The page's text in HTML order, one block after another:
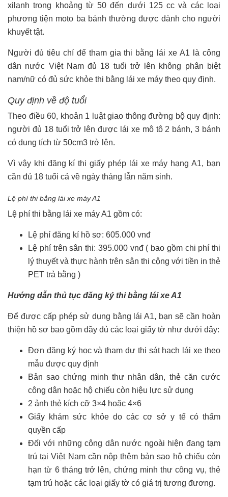
xilanh trong khoảng từ 50 đến dưới 125 cc và các loại
phương tiện moto ba bánh thường được dành cho người
khuyết tật.
Người đủ tiêu chí để tham gia thi bằng lái xe A1 là công
dân nước Việt Nam đủ 18 tuổi trở lên không phân biệt
nam/nữ có đủ sức khỏe thi bằng lái xe máy theo quy định.
Quy định về độ tuổi
Theo điều 60, khoản 1 luật giao thông đường bộ quy định:
người đủ 18 tuổi trở lên được lái xe mô tô 2 bánh, 3 bánh
có dung tích từ 50cm3 trở lên.
Vì vậy khi đăng kí thi giấy phép lái xe máy hạng A1, bạn
cần đủ 18 tuổi cả về ngày tháng lẫn năm sinh.
Lệ phí thi bằng lái xe máy A1
Lệ phí thi bằng lái xe máy A1 gồm có:
Lệ phí đăng kí hồ sơ: 605.000 vnđ
Lệ phí trên sân thi: 395.000 vnđ ( bao gồm chi phí thi
lý thuyết và thực hành trên sân thi cộng với tiền in thẻ
PET trả bằng )
Hướng dẫn thủ tục đăng ký thi bằng lái xe A1
Để được cấp phép sử dụng bằng lái A1, bạn sẽ cần hoàn
thiện hồ sơ bao gồm đầy đủ các loại giấy tờ như dưới đây:
Đơn đăng ký học và tham dự thi sát hạch lái xe theo
mẫu được quy định
Bản sao chứng minh thư nhân dân, thẻ căn cước
công dân hoặc hộ chiếu còn hiệu lực sử dụng
2 ảnh thẻ kích cỡ 3×4 hoặc 4×6
Giấy khám sức khỏe do các cơ sở y tế có thẩm
quyền cấp
Đối với những công dân nước ngoài hiện đang tạm
trú tại Việt Nam cần nộp thêm bản sao hộ chiếu còn
hạn từ 6 tháng trở lên, chứng minh thư công vụ, thẻ
tạm trú hoặc các loại giấy tờ có giá trị tương đương.